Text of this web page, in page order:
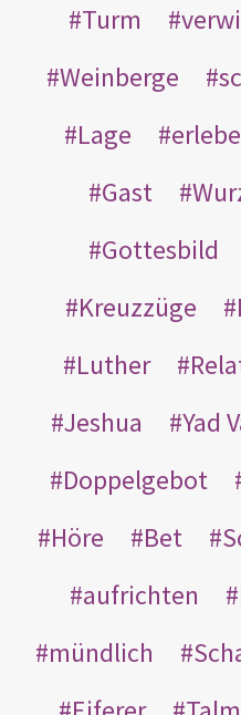
Turm
Weinberge
Lage
Gast
Gottesbild
Kreuzzüge
Luther
Jeshua
Yad
Doppelgebot
Höre
Bet
aufrichten
mündlich